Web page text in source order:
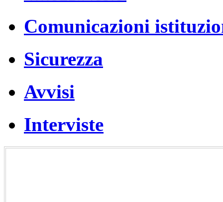
Comunicazioni
Sicurezza
Avvisi
Interviste